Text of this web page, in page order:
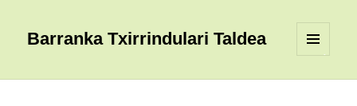
Barranka Txirrindulari Taldea
WIDGETS